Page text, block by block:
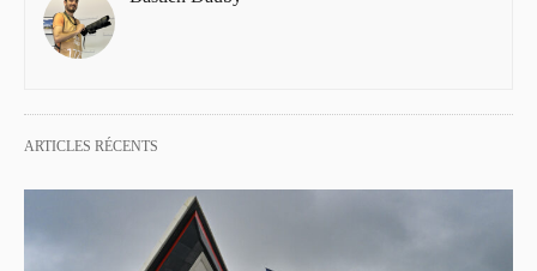
ARTICLES RÉCENTS